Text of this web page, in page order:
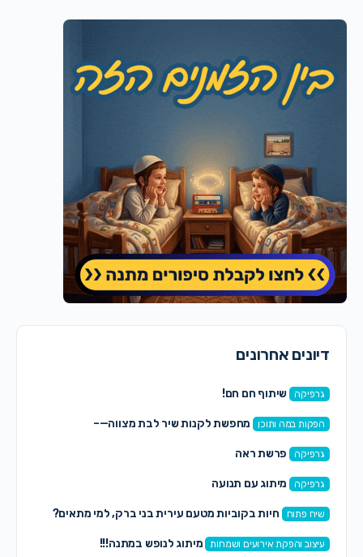
דיונים אחרונים
גרפיקה שיתוף חם חם!
הפקות במה ותוכן מחפשת לקנות שיר לבת מצווה—–
גרפיקה פרשת ראה
גרפיקה מיתוג עם תנועה
שיח פתוח חיות בקוביות מטעם עירית בני ברק, למי מתאים?
עיצוב והפקת אירועים ושמחות מיתוג לנופש במתנה!!!